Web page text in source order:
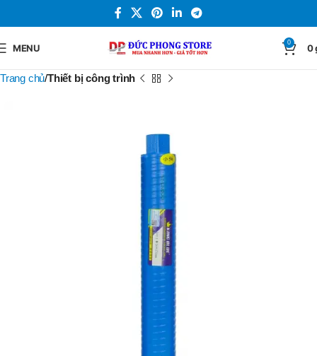
MENU 0 0
Trang chủ Thiết bị công trình